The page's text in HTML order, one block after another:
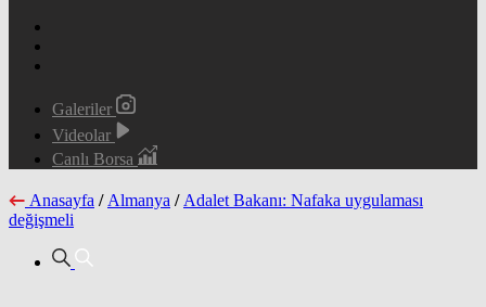
Galeriler
Videolar
Canlı Borsa
Anasayfa / Almanya / Adalet Bakanı: Nafaka uygulaması
değişmeli